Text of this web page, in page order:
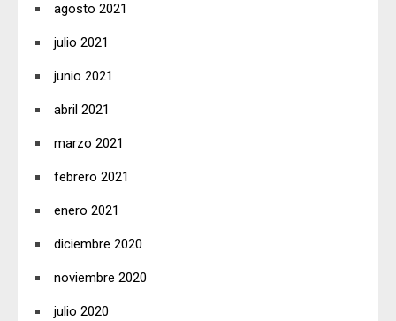
agosto 2021
julio 2021
junio 2021
abril 2021
marzo 2021
febrero 2021
enero 2021
diciembre 2020
noviembre 2020
julio 2020